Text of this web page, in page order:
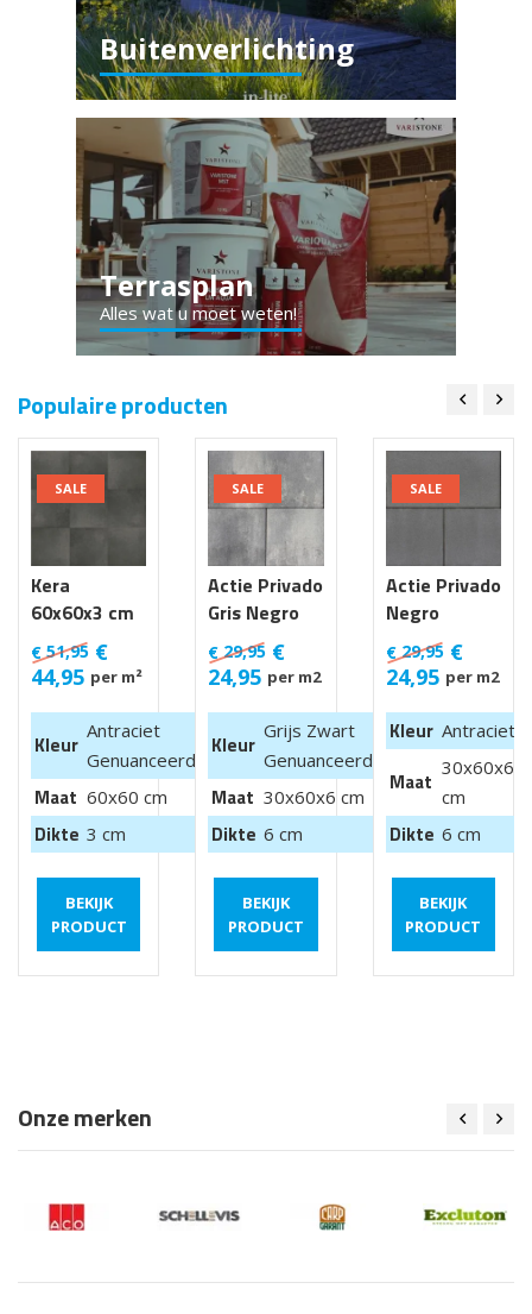
Buitenverlichting
Terrasplan
Alles wat u moet weten!
Populaire producten
Kera
60x60x3 cm
Luik
€ 51,95 €
44,95 per m²
SALE
Kleur
Antraciet
Genuanceerd
Maat 60x60 cm
Dikte 3 cm
BEKIJK
PRODUCT
Actie Privado
Gris Negro
30x60x6 cm
€ 29,95 €
24,95 per m2
SALE
Kleur
Grijs Zwart
Genuanceerd
Maat 30x60x6 cm
Dikte 6 cm
BEKIJK
PRODUCT
Actie Privado
Negro
30x60x6 cm
€29,95 €
24,95 per m2
SALE
Kleur Antraciet
Maat
30x60x6
cm
Dikte 6 cm
BEKIJK
PRODUCT
Onze merken